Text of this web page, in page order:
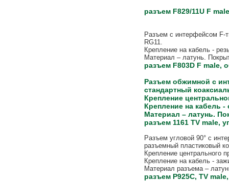
разъем F829/11U F
Разъем с интерфейсом F-
RG11.
Крепление на кабель -
Материал – латунь.
разъем F803D F male,
Разъем обжимной с
стандартный
Крепление
Крепление на кабель
Материал – латунь.
разъем 1161 TV male,
Разъем угловой 90° с
разъемный пластиковый
Крепление центрального
Крепление на кабель -
Материал разъема –
разъем P925C, TV